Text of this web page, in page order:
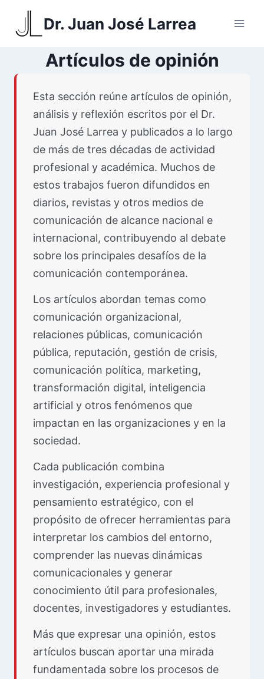
Saltar
Dr. Juan José Larrea
Artículos de opinión
Esta sección reúne artículos de opinión,
análisis y reflexión escritos por el Dr.
Juan José Larrea y publicados a lo largo
de más de tres décadas de actividad
profesional y académica. Muchos de
estos trabajos fueron difundidos en
diarios, revistas y otros medios de
comunicación de alcance nacional e
internacional, contribuyendo al debate
sobre los principales desafíos de la
comunicación contemporánea.
Los artículos abordan temas como
comunicación organizacional,
relaciones públicas, comunicación
pública, reputación, gestión de crisis,
comunicación política, marketing,
transformación digital, inteligencia
artificial y otros fenómenos que
impactan en las organizaciones y en la
sociedad.
Cada publicación combina
investigación, experiencia profesional y
pensamiento estratégico, con el
propósito de ofrecer herramientas para
interpretar los cambios del entorno,
comprender las nuevas dinámicas
comunicacionales y generar
conocimiento útil para profesionales,
docentes, investigadores y estudiantes.
Más que expresar una opinión, estos
artículos buscan aportar una mirada
fundamentada sobre los procesos de